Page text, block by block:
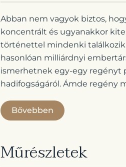
Abban nem vagyok biztos,
koncentrált és ugyanakkor
történettel mindenki
hasonlóan milliárdnyi
ismerhetnek egy-egy regényt
hadifogságáról. Ámde regény
Bővebben
Műrészletek